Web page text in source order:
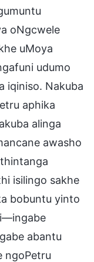
oNgcwele
uMoya
udumo
iqiniso. Nakuba
aphika
alinga
awasho
isilingo sakhe
bobuntu yinto
abantu
ngoPetru